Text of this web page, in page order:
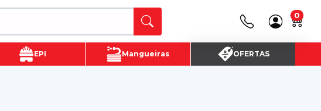
Canais de Atendimento
(16) 3720 - 4700
0
EPI Mangueiras OFERTAS